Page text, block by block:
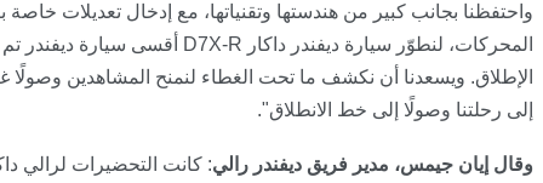
واحتفظنا بجانب كبير من هندستها وتقنياتها، مع إدخال تعديلات خاصة
المحركات، لنطوّر سيارة ديفندر داكار D7X-R
أقسى سيارة ديفندر تم
الإطلاق. ويسعدنا أن نكشف ما تحت الغطاء لنمنح المشاهدين وصولًا
إلى رحلتنا وصولًا إلى خط الانطلاق".
وقال إيان جيمس، مدير فريق ديفندر رالي: كانت التحضيرات لرالي